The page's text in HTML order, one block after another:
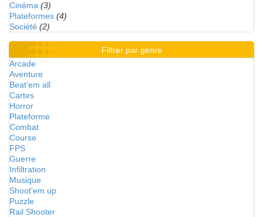
Cinéma (3)
Plateformes (4)
Société (2)
Filtrer par genre
Arcade
Aventure
Beat'em all
Cartes
Horror
Plateforme
Combat
Course
FPS
Guerre
Infiltration
Musique
Shoot'em up
Puzzle
Rail Shooter